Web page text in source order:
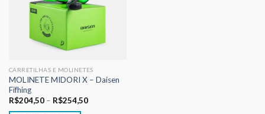
CARRETILHAS E MOLINETES
MOLINETE MIDORI X – Daisen
Fifhing
R$204,50– R$254,50